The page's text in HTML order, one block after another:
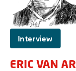
Interview
ERIC VAN